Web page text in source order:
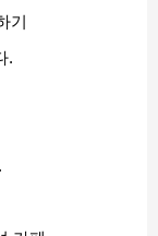
기
.